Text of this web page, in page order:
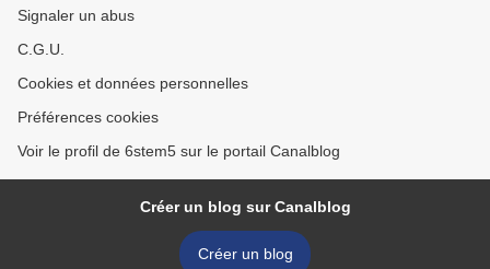
Signaler un abus
C.G.U.
Cookies et données personnelles
Préférences cookies
Voir le profil de 6stem5 sur le portail Canalblog
Créer un blog sur Canalblog
Créer un blog